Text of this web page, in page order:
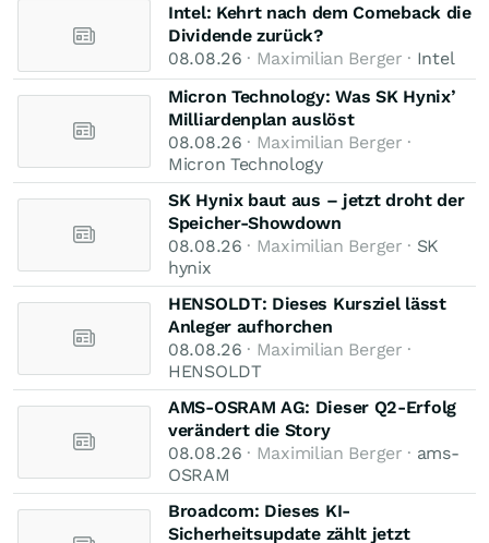
Intel: Kehrt nach dem Comeback die
Dividende zurück?
08.08.26 · Maximilian Berger · Intel
Micron Technology: Was SK Hynix’
Milliardenplan auslöst
08.08.26 · Maximilian Berger ·
Micron Technology
SK Hynix baut aus – jetzt droht der
Speicher-Showdown
08.08.26 · Maximilian Berger · SK
hynix
HENSOLDT: Dieses Kursziel lässt
Anleger aufhorchen
08.08.26 · Maximilian Berger ·
HENSOLDT
AMS-OSRAM AG: Dieser Q2-Erfolg
verändert die Story
08.08.26 · Maximilian Berger · ams-
OSRAM
Broadcom: Dieses KI-
Sicherheitsupdate zählt jetzt